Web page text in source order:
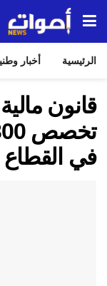
الرئيسية أخبار
في القطاع